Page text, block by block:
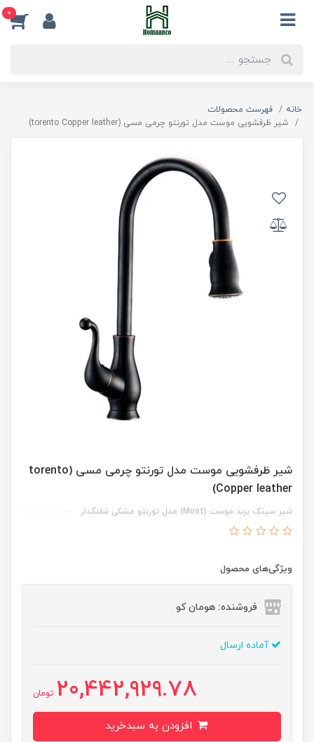
0
خانه
فهرست محصولات
شیر ظرفشویی موست مدل تورنتو چرمی مسی (torento Copper leather)
شیر ظرفشویی موست مدل تورنتو چرمی مسی (torento
Copper leather)
شیر سینک برند موست (Most) مدل تورنتو مشکی شلنگدار
ویژگی‌های محصول
فروشنده: هومان کو
آماده ارسال
20,442,929.78 تومان